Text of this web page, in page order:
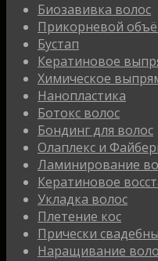
Биозавивка волос
Прикорневой
Бустап
Кератиновое
Химическое
Нанопластика
Ботокс волос
Бондинг для волос
Олаплекс и
Ламинирование
Кератиновое
Укладка волос
Плетение кос
Прически
Наращивание